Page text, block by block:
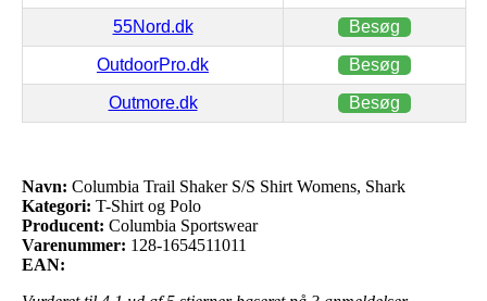
55Nord.dk Besøg
OutdoorPro.dk Besøg
Outmore.dk Besøg
Navn: Columbia Trail Shaker S/S Shirt Womens, Shark
Kategori: T-Shirt og Polo
Producent: Columbia Sportswear
Varenummer: 128-1654511011
EAN: